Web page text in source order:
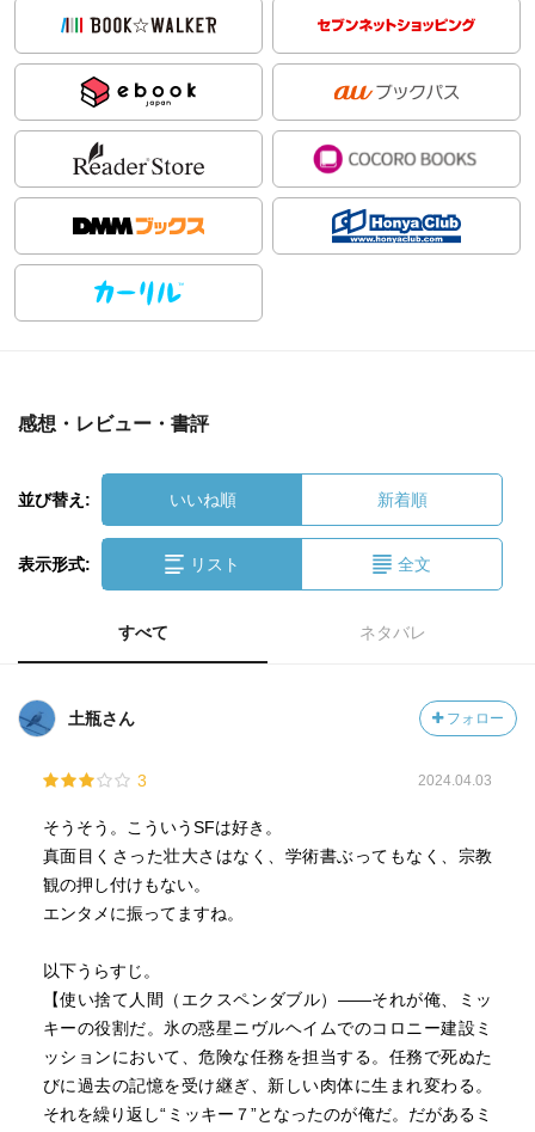
感想・レビュー・書評
並び替え: いいね順 新着順
表示形式: リスト 全文
すべて ネタバレ
土瓶さん フォロー
3 2024.04.03
そうそう。こういうSFは好き。
真面目くさった壮大さはなく、学術書ぶってもなく、宗教
観の押し付けもない。
エンタメに振ってますね。
以下うらすじ。
【使い捨て人間（エクスペンダブル）――それが俺、ミッ
キーの役割だ。氷の惑星ニヴルヘイムでのコロニー建設ミ
ッションにおいて、危険な任務を担当する。任務で死ぬた
びに過去の記憶を受け継ぎ、新しい肉体に生まれ変わる。
それを繰り返し“ミッキー７”となったのが俺だ。だがあるミ